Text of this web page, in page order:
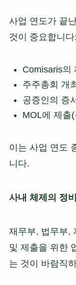
사업 연도가 끝
것이 중요합니다:
Comisaris의
주주총회 개
공증인의 증
MOL에 제출
이는 사업 연도
니다.
사내 체제의 정비
재무부, 법무부,
및 제출을 위한
는 것이 바람직